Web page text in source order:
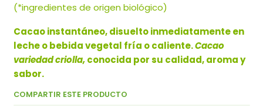
(*ingredientes de origen biológico)
Cacao instantáneo, disuelto inmediatamente en
leche o bebida vegetal fría o caliente.Cacao
variedad criolla,conocida por su calidad, aroma y
sabor.
COMPARTIR ESTE PRODUCTO